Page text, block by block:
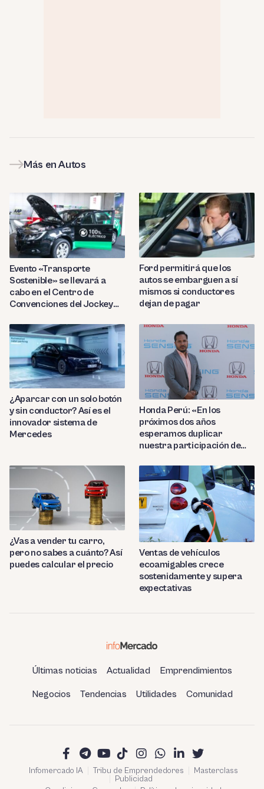
Más en Autos
Evento «Transporte
Sostenible» se llevará a
cabo en el Centro de
Convenciones del Jockey
Ford permitirá que los
autos se embarguen a sí
mismos si conductores
dejan de pagar
¿Aparcar con un solo botón
y sin conductor? Así es el
innovador sistema de
Mercedes
Honda Perú: «En los
próximos dos años
esperamos duplicar
nuestra participación de
¿Vas a vender tu carro,
pero no sabes a cuánto? Así
puedes calcular el precio
Ventas de vehículos
ecoamigables crece
sostenidamente y supera
expectativas
Últimas noticias Actualidad Emprendimientos
Negocios Tendencias Utilidades Comunidad
Infomercado IA Tribu de Emprendedores
Masterclass
Publicidad